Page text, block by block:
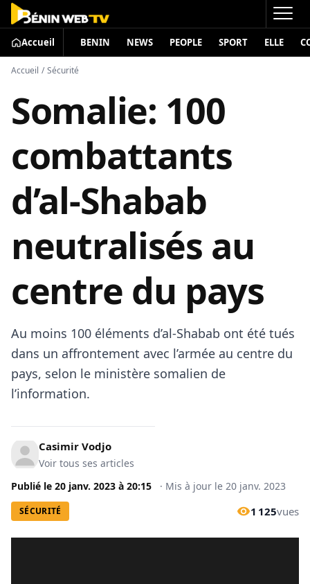
Accueil BENIN NEWS PEOPLE SPORT ELLE
Accueil / Sécurité
Somalie: 100
combattants
d’al-Shabab
neutralisés au
centre du pays
Au moins 100 éléments d’al-Shabab ont été tués
dans un affrontement avec l’armée au centre du
pays, selon le ministère somalien de
l’information.
Casimir Vodjo
Voir tous ses articles
Publié le 20 janv. 2023 à 20:15 · Mis à jour le 20 janv. 2023
SÉCURITÉ 1 125vues